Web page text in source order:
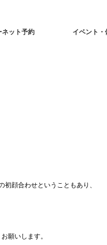
ネット予約 イベント・
顔合わせということもあり、
願いします。